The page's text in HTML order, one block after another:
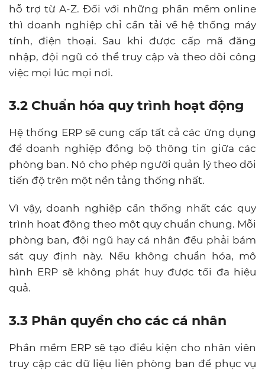
hỗ trợ từ A-Z. Đối với những phần mềm online
thì doanh nghiệp chỉ cần tải về hệ thống máy
tính, điện thoại. Sau khi được cấp mã đăng
nhập, đội ngũ có thể truy cập và theo dõi công
việc mọi lúc mọi nơi.
3.2 Chuẩn hóa quy trình hoạt động
Hệ thống ERP sẽ cung cấp tất cả các ứng dụng
để doanh nghiệp đồng bộ thông tin giữa các
phòng ban. Nó cho phép người quản lý theo dõi
tiến độ trên một nền tảng thống nhất.
Vì vậy, doanh nghiệp cần thống nhất các quy
trình hoạt động theo một quy chuẩn chung. Mỗi
phòng ban, đội ngũ hay cá nhân đều phải bám
sát quy định này. Nếu không chuẩn hóa, mô
hình ERP sẽ không phát huy được tối đa hiệu
quả.
3.3 Phân quyền cho các cá nhân
Phần mềm ERP sẽ tạo điều kiện cho nhân viên
truy cập các dữ liệu liên phòng ban để phục vụ